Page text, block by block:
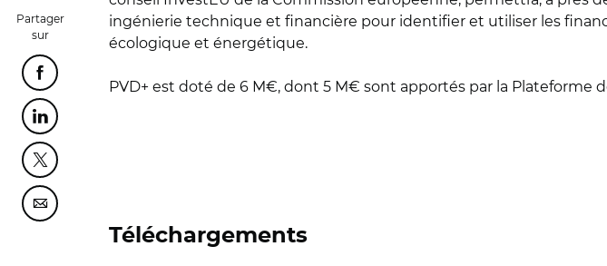
Partager
sur
Partager cette page sur Facebook
Partager cette page sur Linkedin
Partager cette page sur Twitter
Partager cette page sur Courriel
ingénierie technique et financière pour identifier et utiliser les
écologique et énergétique.
PVD+ est doté de 6 M€, dont 5 M€ sont apportés par la
Téléchargements